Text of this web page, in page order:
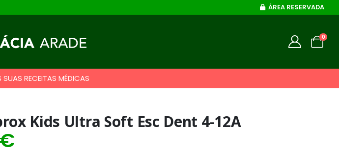
ÁREA RESERVADA
0
RECEITAS MÉDICAS
Kids Ultra Soft Esc Dent 4-12A
€